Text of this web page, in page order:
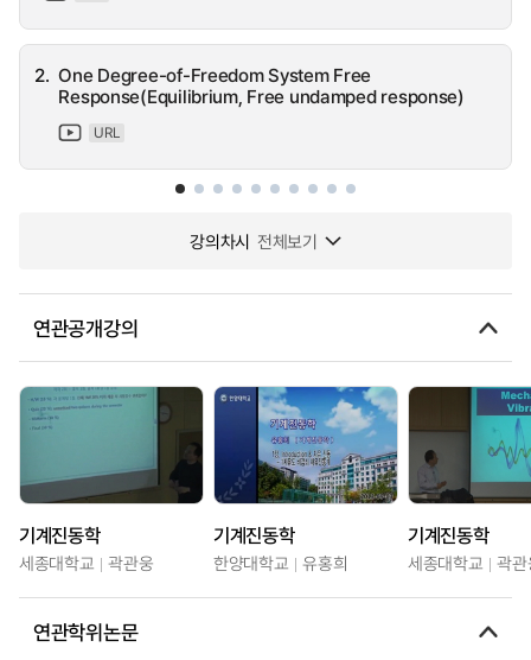
2. One Degree-of-Freedom System Free
Response(Equilibrium, Free undamped response)
URL
강의차시 전체보기
연관공개강의
기계진동학
세종대학교 곽관웅
기계진동학
한양대학교 유홍희
기계진동학
세종대학교 곽
연관학위논문